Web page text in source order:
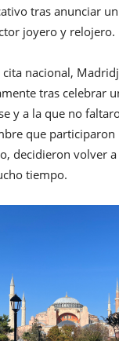
tras anunciar
joyero y relojero.
nacional,
tras celebrar
y a la que no
que
decidieron volver
tiempo.